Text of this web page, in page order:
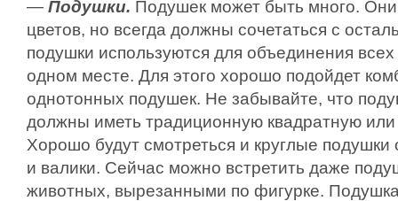
— Подушки. Подушек может быть много.
цветов, но всегда должны сочетаться с
подушки используются для объединения
одном месте. Для этого хорошо подойдет
однотонных подушек. Не забывайте, что
должны иметь традиционную квадратную
Хорошо будут смотреться и круглые подушки
и валики. Сейчас можно встретить даже
животных, вырезанными по фигурке.